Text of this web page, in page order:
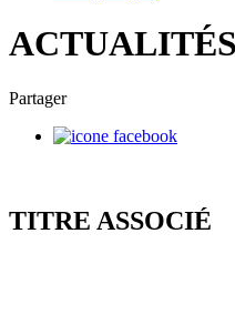
ACTUALITÉS
Partager
TITRE ASSOCIÉ